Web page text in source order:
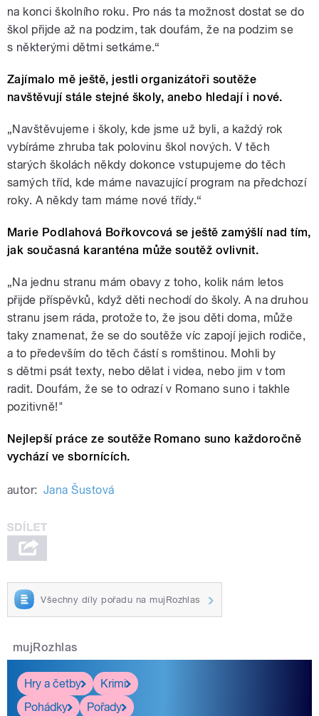
na konci školního roku. Pro nás ta možnost dostat se do
škol přijde až na podzim, tak doufám, že na podzim se
s některými dětmi setkáme.“
Zajímalo mě ještě, jestli organizátoři soutěže
navštěvují stále stejné školy, anebo hledají i nové.
„Navštěvujeme i školy, kde jsme už byli, a každý rok
vybíráme zhruba tak polovinu škol nových. V těch
starých školách někdy dokonce vstupujeme do těch
samých tříd, kde máme navazující program na předchozí
roky. A někdy tam máme nové třídy.“
Marie Podlahová Bořkovcová se ještě zamýšlí nad tím,
jak současná karanténa může soutěž ovlivnit.
„Na jednu stranu mám obavy z toho, kolik nám letos
přijde příspěvků, když děti nechodí do školy. A na druhou
stranu jsem ráda, protože to, že jsou děti doma, může
taky znamenat, že se do soutěže víc zapojí jejich rodiče,
a to především do těch částí s romštinou. Mohli by
s dětmi psát texty, nebo dělat i videa, nebo jim v tom
radit. Doufám, že se to odrazí v Romano suno i takhle
pozitivně!"
Nejlepší práce ze soutěže Romano suno každoročně
vychází ve sbornících.
autor: Jana Šustová
Všechny díly pořadu na mujRozhlas
mujRozhlas
Hry a četby
Krimi
Pohádky
Pořady